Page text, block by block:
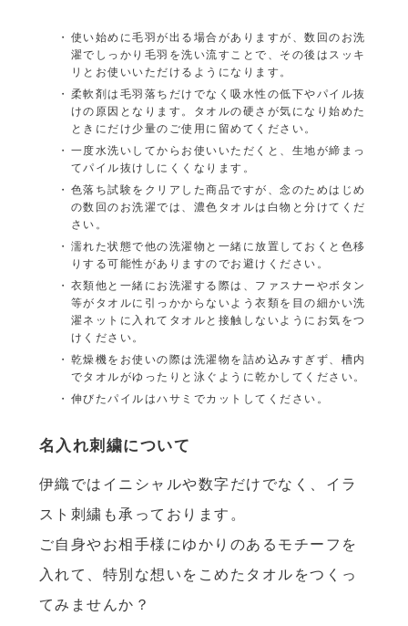
使い始めに毛羽が出る場合がありますが、数回のお洗
濯でしっかり毛羽を洗い流すことで、その後はスッキ
リとお使いいただけるようになります。
柔軟剤は毛羽落ちだけでなく吸水性の低下やパイル抜
けの原因となります。タオルの硬さが気になり始めた
ときにだけ少量のご使用に留めてください。
一度水洗いしてからお使いいただくと、生地が締まっ
てパイル抜けしにくくなります。
色落ち試験をクリアした商品ですが、念のためはじめ
の数回のお洗濯では、濃色タオルは白物と分けてくだ
さい。
濡れた状態で他の洗濯物と一緒に放置しておくと色移
りする可能性がありますのでお避けください。
衣類他と一緒にお洗濯する際は、ファスナーやボタン
等がタオルに引っかからないよう衣類を目の細かい洗
濯ネットに入れてタオルと接触しないようにお気をつ
けください。
乾燥機をお使いの際は洗濯物を詰め込みすぎず、槽内
でタオルがゆったりと泳ぐように乾かしてください。
伸びたパイルはハサミでカットしてください。
名入れ刺繍について
伊織ではイニシャルや数字だけでなく、イラ
スト刺繍も承っております。
ご自身やお相手様にゆかりのあるモチーフを
入れて、特別な想いをこめたタオルをつくっ
てみませんか？